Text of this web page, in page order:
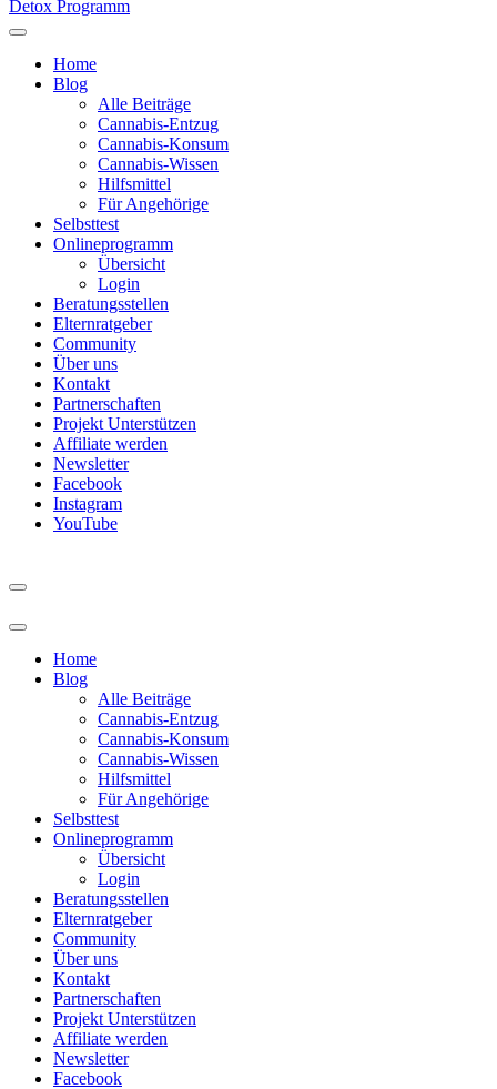
Detox Programm
Home
Blog
Alle Beiträge
Cannabis-Entzug
Cannabis-Konsum
Cannabis-Wissen
Hilfsmittel
Für Angehörige
Selbsttest
Onlineprogramm
Übersicht
Login
Beratungsstellen
Elternratgeber
Community
Über uns
Kontakt
Partnerschaften
Projekt Unterstützen
Affiliate werden
Newsletter
Facebook
Instagram
YouTube
Home
Blog
Alle Beiträge
Cannabis-Entzug
Cannabis-Konsum
Cannabis-Wissen
Hilfsmittel
Für Angehörige
Selbsttest
Onlineprogramm
Übersicht
Login
Beratungsstellen
Elternratgeber
Community
Über uns
Kontakt
Partnerschaften
Projekt Unterstützen
Affiliate werden
Newsletter
Facebook